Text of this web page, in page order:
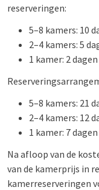
reserveringen:
5–8 kamers: 10
2–4 kamers: 5
1 kamer: 2
5–8 kamers: 21
2–4 kamers: 12
1 kamer: 7
Na afloop van de
van de kamerprijs in
kamerreserveringen